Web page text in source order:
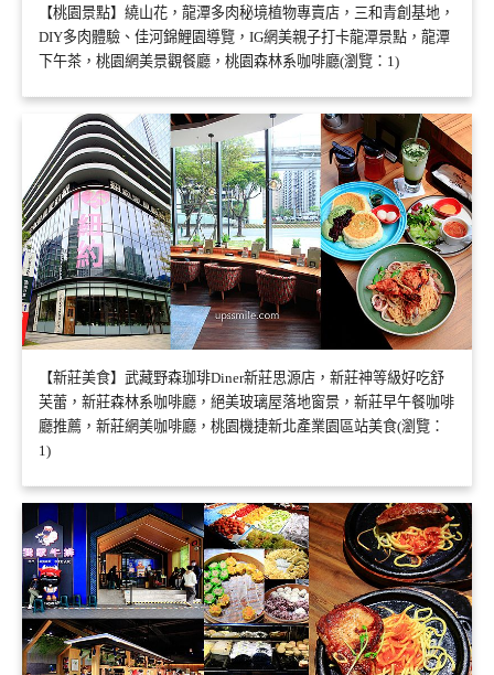
【桃園景點】繞山花，龍潭多肉秘境植物專賣店，三和青創基地，
DIY多肉體驗、佳河錦鯉園導覽，IG網美親子打卡龍潭景點，龍潭
下午茶，桃園網美景觀餐廳，桃園森林系咖啡廳(瀏覽：1)
【新莊美食】武藏野森珈琲Diner新莊思源店，新莊神等級好吃舒
芙蕾，新莊森林系咖啡廳，絕美玻璃屋落地窗景，新莊早午餐咖啡
廳推薦，新莊網美咖啡廳，桃園機捷新北產業園區站美食(瀏覽：
1)